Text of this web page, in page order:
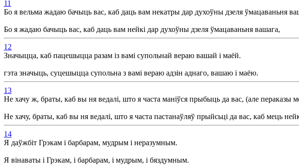
11
Бо я вельма жадаю бачыць вас, каб даць вам некатры дар духоўны дзеля ўмацаваньня
Бо я жадаю бачыць вас, каб даць вам нейкі дар духоўны дзеля ўмацаваньня вашага,
12
Значыцца, каб пацешыцца разам із вамі супольнай вераю вашай і маёй.
гэта значыць, суцешыцца супольна з вамі вераю адзін аднаго, вашаю і маёю.
13
Не хачу ж, браты, каб вы ня ведалі, што я часта маніўся прыбыць да вас, (але пераказы
Не хачу, браты, каб вы ня ведалі, што я часта пастанаўляў прыйсьці да вас, каб мець
14
Я даўжбіт Грэкам і барбарам, мудрым і неразумным.
Я вінаваты і Грэкам, і барбарам, і мудрым, і бяздумным.